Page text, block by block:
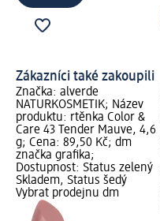
Zákazníci také zakoupili
Značka: alverde
NATURKOSMETIK; Název
produktu: rtěnka Color &
Care 43 Tender Mauve, 4,6
g; Cena: 89,50 Kč; dm
značka grafika;
Dostupnost: Status zelený
Skladem, Status šedý
Vybrat prodejnu dm